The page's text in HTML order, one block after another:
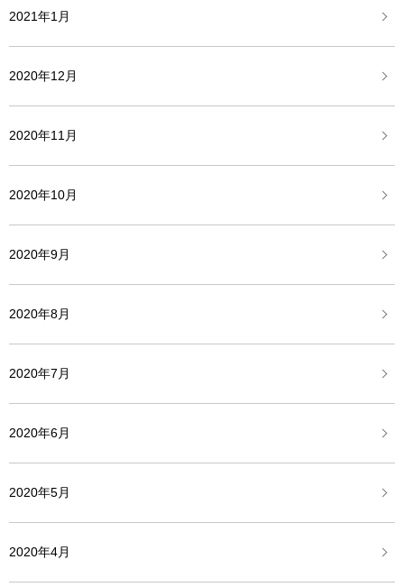
2021年1月
2020年12月
2020年11月
2020年10月
2020年9月
2020年8月
2020年7月
2020年6月
2020年5月
2020年4月